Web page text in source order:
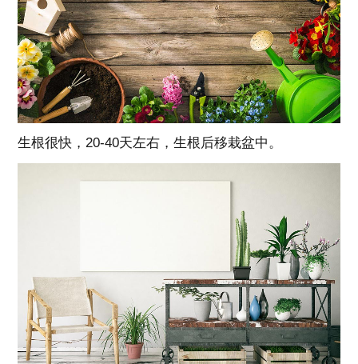
生根很快，20-40天左右，生根后移栽盆中。